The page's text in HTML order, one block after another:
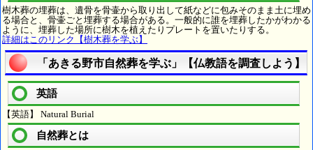
樹木葬の埋葬は、遺骨を骨壷から取り出して紙などに包みそのまま土に埋め
る場合と、骨壷ごと埋葬する場合がある。一般的に誰を埋葬したかがわかる
ように、埋葬した場所に樹木を植えたりプレートを置いたりする。
詳細はこのリンク【樹木葬を学ぶ】
「あきる野市自然葬を学ぶ」【仏教語を調査しよう】
英語
【英語】 Natural Burial
自然葬とは